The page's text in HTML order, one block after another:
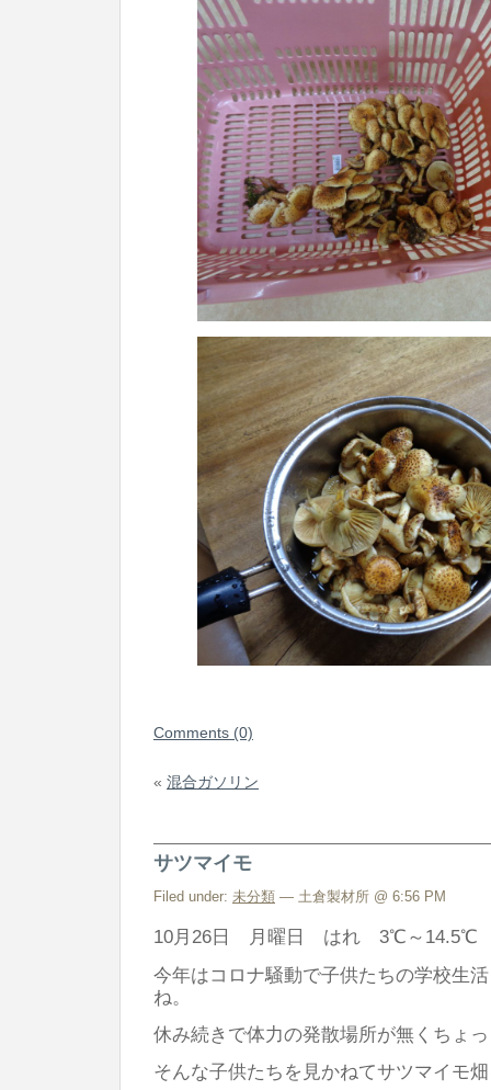
Comments (0)
« 混合ガソリン
サツマイモ
Filed under: 未分類 — 土倉製材所 @ 6:56 PM
10月26日 月曜日 はれ 3℃～14.5℃
今年はコロナ騒動で子供たちの学校生
ね。
休み続きで体力の発散場所が無くちょ
そんな子供たちを見かねてサツマイモ